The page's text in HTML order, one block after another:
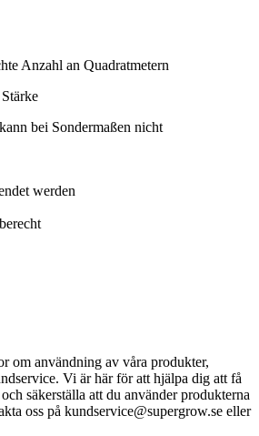
Anzahl an Quadratmetern
bei Sondermaßen nicht
werden
om användning av våra produkter,
Vi är här för att hjälpa dig att få
säkerställa att du använder produkterna
oss på kundservice@supergrow.se eller